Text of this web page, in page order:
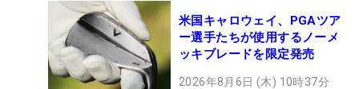
米国キャロウェイ、PGAツア
ー選手たちが使用するノーメ
ッキブレードを限定発売
2026年8月6日 (木) 10時37分